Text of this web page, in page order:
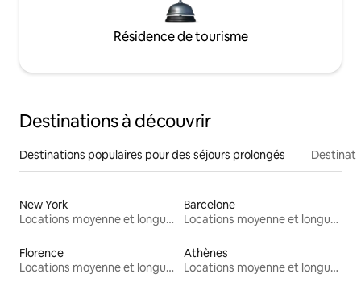
Résidence de tourisme
Destinations à découvrir
Destinations populaires pour des séjours prolongés
New York
Locations moyenne et longue durée
Barcelone
Locations moyenne et longue durée
Florence
Locations moyenne et longue durée
Athènes
Locations moyenne et longue durée